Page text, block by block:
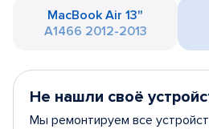
MacBook Air 13"
A1466 2012-2013
Не нашли своё
Мы ремонтируем все